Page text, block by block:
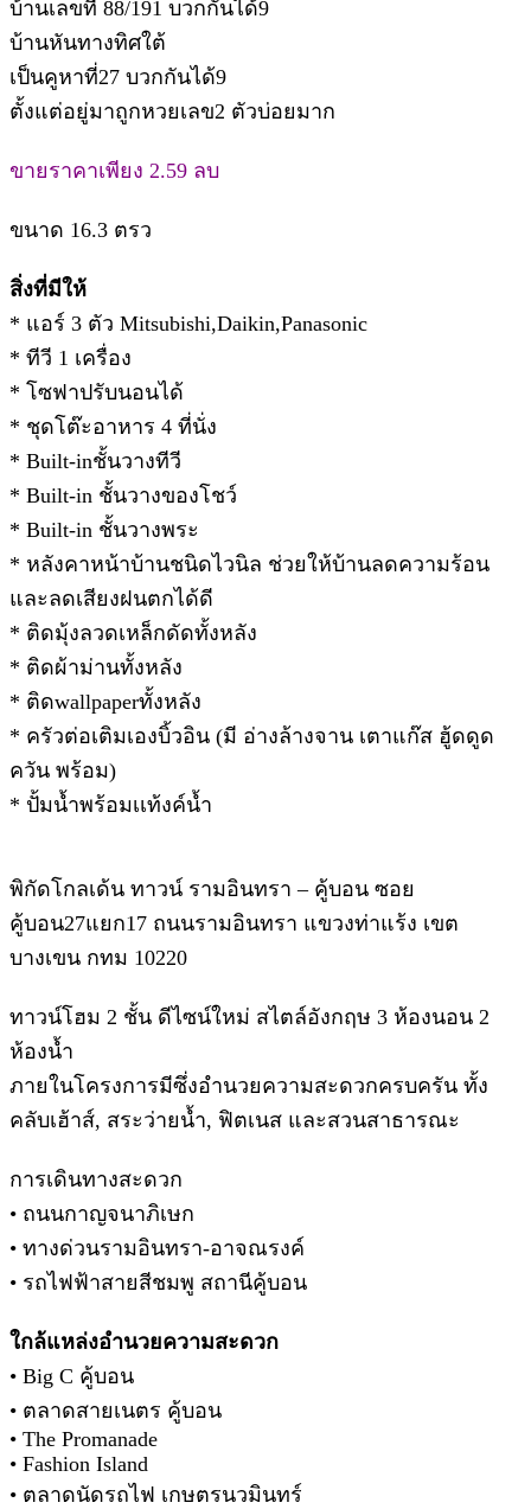
บ้านเลขที่ 88/191 บวกกันได้9
บ้านหันทางทิศใต้
เป็นคูหาที่27 บวกกันได้9
ตั้งแต่อยู่มาถูกหวยเลข2 ตัวบ่อยมาก
ขายราคาเพียง 2.59 ลบ
ขนาด 16.3 ตรว
สิ่งที่มีให้
* แอร์ 3 ตัว Mitsubishi,Daikin,Panasonic
* ทีวี 1 เครื่อง
* โซฟาปรับนอนได้
* ชุดโต๊ะอาหาร 4 ที่นั่ง
* Built-inชั้นวางทีวี
* Built-in ชั้นวางของโชว์
* Built-in ชั้นวางพระ
* หลังคาหน้าบ้านชนิดไวนิล ช่วยให้บ้านลดความร้อน
และลดเสียงฝนตกได้ดี
* ติดมุ้งลวดเหล็กดัดทั้งหลัง
* ติดผ้าม่านทั้งหลัง
* ติดwallpaperทั้งหลัง
* ครัวต่อเติมเองบิ้วอิน (มี อ่างล้างจาน เตาแก๊ส ฮู้ดดูด
ควัน พร้อม)
* ปั้มน้ำพร้อมเเท้งค์น้ำ
พิกัดโกลเด้น ทาวน์ รามอินทรา – คู้บอน ซอย
คู้บอน27แยก17 ถนนรามอินทรา แขวงท่าแร้ง เขต
บางเขน กทม 10220
ทาวน์โฮม 2 ชั้น ดีไซน์ใหม่ สไตล์อังกฤษ 3 ห้องนอน 2
ห้องน้ำ
ภายในโครงการมีซึ่งอำนวยความสะดวกครบครัน ทั้ง
คลับเฮ้าส์, สระว่ายน้ำ, ฟิตเนส และสวนสาธารณะ
การเดินทางสะดวก
• ถนนกาญจนาภิเษก
• ทางด่วนรามอินทรา-อาจณรงค์
• รถไฟฟ้าสายสีชมพู สถานีคู้บอน
ใกล้แหล่งอำนวยความสะดวก
• Big C คู้บอน
• ตลาดสายเนตร คู้บอน
• The Promanade
• Fashion Island
• ตลาดนัดรถไฟ เกษตรนวมินทร์